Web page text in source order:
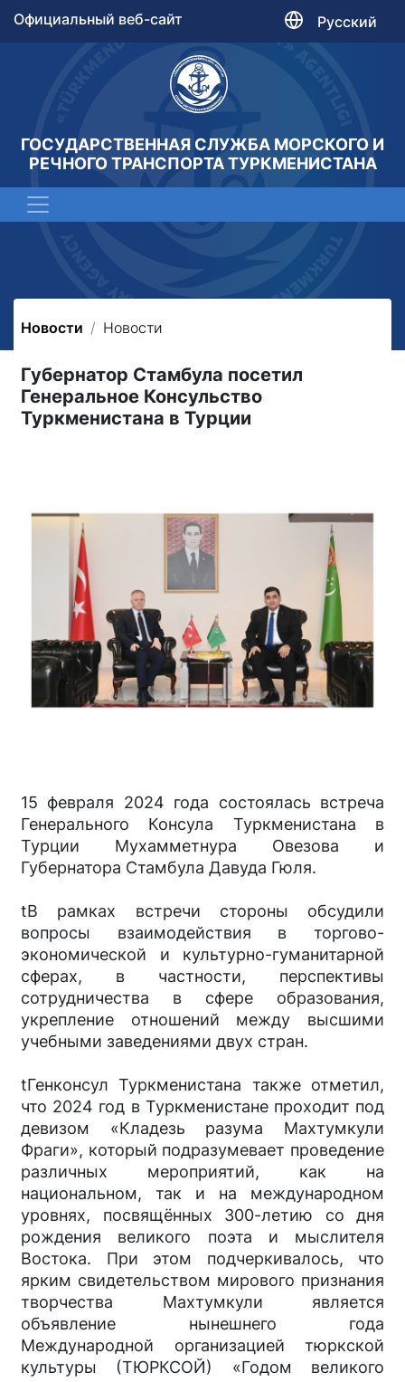
Официальный веб-сайт Русский
ГОСУДАРСТВЕННАЯ СЛУЖБА МОРСКОГО И
РЕЧНОГО ТРАНСПОРТА ТУРКМЕНИСТАНА
Новости Новости
Губернатор Стамбула посетил
Генеральное Консульство
Туркменистана в Турции
15 февраля 2024 года состоялась встреча
Генерального Консула Туркменистана в
Турции Мухамметнура Овезова и
Губернатора Стамбула Давуда Гюля.
tВ рамках встречи стороны обсудили
вопросы взаимодействия в торгово-
экономической и культурно-гуманитарной
сферах, в частности, перспективы
сотрудничества в сфере образования,
укрепление отношений между высшими
учебными заведениями двух стран.
tГенконсул Туркменистана также отметил,
что 2024 год в Туркменистане проходит под
девизом «Кладезь разума Махтумкули
Фраги», который подразумевает проведение
различных мероприятий, как на
национальном, так и на международном
уровнях, посвящённых 300-летию со дня
рождения великого поэта и мыслителя
Востока. При этом подчеркивалось, что
ярким свидетельством мирового признания
творчества Махтумкули является
объявление нынешнего года
Международной организацией тюркской
культуры (ТЮРКСОЙ) «Годом великого